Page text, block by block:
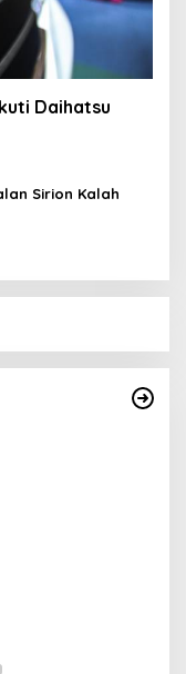
Daihatsu
Sirion Kalah